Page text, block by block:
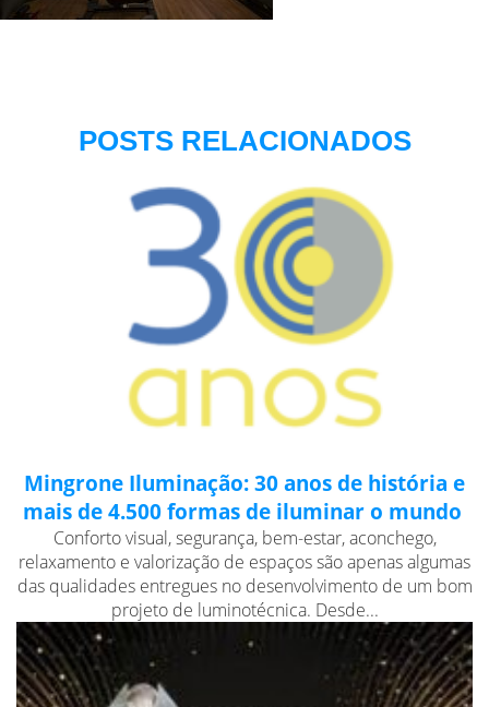
POSTS RELACIONADOS
Mingrone Iluminação: 30 anos de história e
mais de 4.500 formas de iluminar o mundo
Conforto visual, segurança, bem-estar, aconchego,
relaxamento e valorização de espaços são apenas algumas
das qualidades entregues no desenvolvimento de um bom
projeto de luminotécnica. Desde...